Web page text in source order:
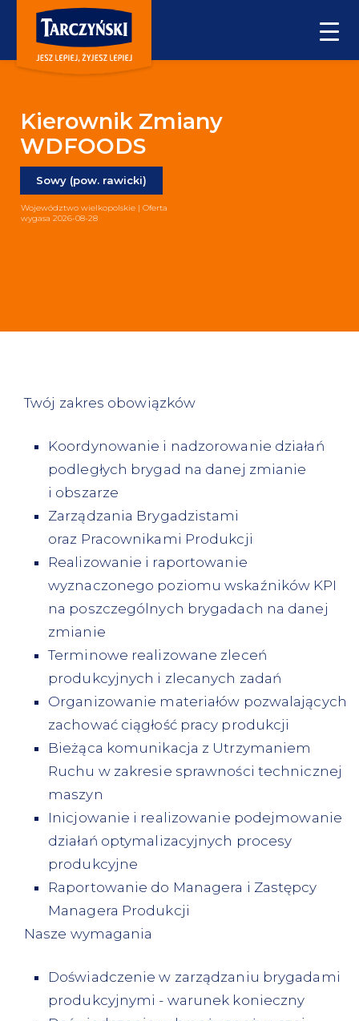
Kierownik Zmiany
WDFOODS
Sowy (pow. rawicki)
Województwo wielkopolskie | Oferta
wygasa 2026-08-28
Twój zakres obowiązków
Koordynowanie i nadzorowanie działań
podległych brygad na danej zmianie
i obszarze
Zarządzania Brygadzistami
oraz Pracownikami Produkcji
Realizowanie i raportowanie
wyznaczonego poziomu wskaźników KPI
na poszczególnych brygadach na danej
zmianie
Terminowe realizowane zleceń
produkcyjnych i zlecanych zadań
Organizowanie materiałów pozwalających
zachować ciągłość pracy produkcji
Bieżąca komunikacja z Utrzymaniem
Ruchu w zakresie sprawności technicznej
maszyn
Inicjowanie i realizowanie podejmowanie
działań optymalizacyjnych procesy
produkcyjne
Raportowanie do Managera i Zastępcy
Managera Produkcji
Nasze wymagania
Doświadczenie w zarządzaniu brygadami
produkcyjnymi - warunek konieczny